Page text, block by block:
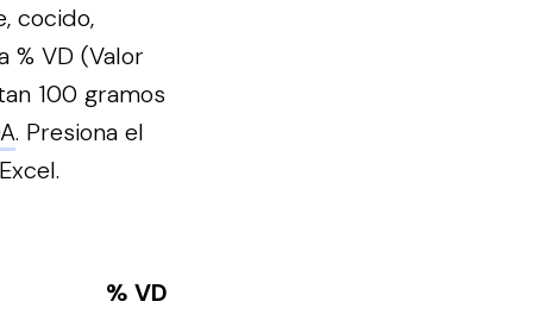
cocido,
% VD (Valor
100 gramos
. Presiona el
% VD